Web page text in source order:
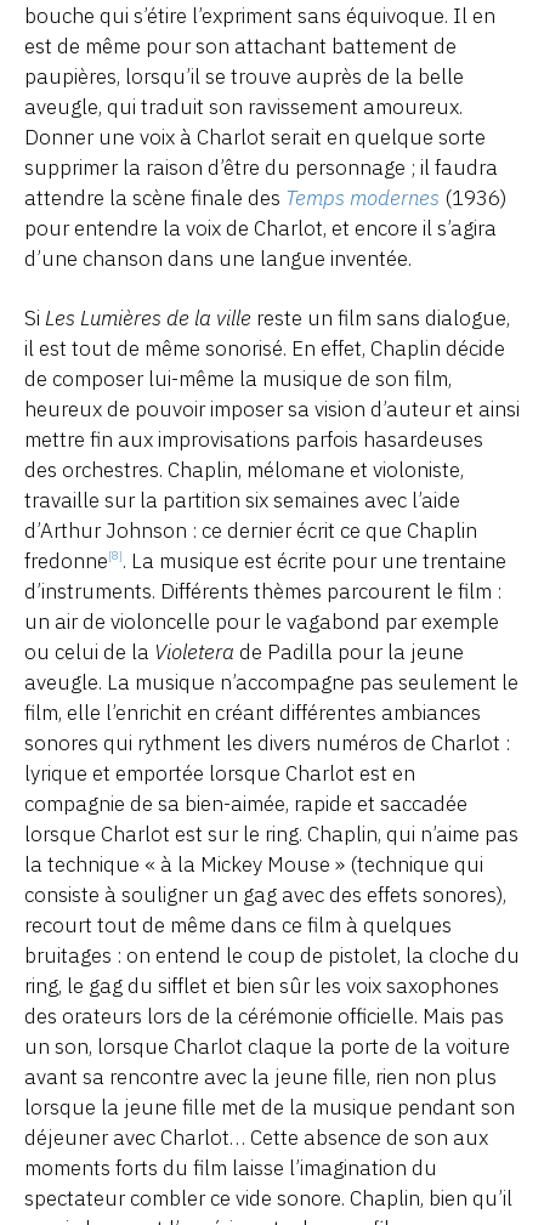
bouche qui s’étire l’expriment sans équivoque. Il en
est de même pour son attachant battement de
paupières, lorsqu’il se trouve auprès de la belle
aveugle, qui traduit son ravissement amoureux.
Donner une voix à Charlot serait en quelque sorte
supprimer la raison d’être du personnage ; il faudra
attendre la scène finale des Temps modernes (1936)
pour entendre la voix de Charlot, et encore il s’agira
d’une chanson dans une langue inventée.
Si Les Lumières de la ville reste un film sans dialogue,
il est tout de même sonorisé. En effet, Chaplin décide
de composer lui-même la musique de son film,
heureux de pouvoir imposer sa vision d’auteur et ainsi
mettre fin aux improvisations parfois hasardeuses
des orchestres. Chaplin, mélomane et violoniste,
travaille sur la partition six semaines avec l’aide
d’Arthur Johnson : ce dernier écrit ce que Chaplin
fredonne[8]. La musique est écrite pour une trentaine
d’instruments. Différents thèmes parcourent le film :
un air de violoncelle pour le vagabond par exemple
ou celui de la Violetera de Padilla pour la jeune
aveugle. La musique n’accompagne pas seulement le
film, elle l’enrichit en créant différentes ambiances
sonores qui rythment les divers numéros de Charlot :
lyrique et emportée lorsque Charlot est en
compagnie de sa bien-aimée, rapide et saccadée
lorsque Charlot est sur le ring. Chaplin, qui n’aime pas
la technique « à la Mickey Mouse » (technique qui
consiste à souligner un gag avec des effets sonores),
recourt tout de même dans ce film à quelques
bruitages : on entend le coup de pistolet, la cloche du
ring, le gag du sifflet et bien sûr les voix saxophones
des orateurs lors de la cérémonie officielle. Mais pas
un son, lorsque Charlot claque la porte de la voiture
avant sa rencontre avec la jeune fille, rien non plus
lorsque la jeune fille met de la musique pendant son
déjeuner avec Charlot… Cette absence de son aux
moments forts du film laisse l’imagination du
spectateur combler ce vide sonore. Chaplin, bien qu’il